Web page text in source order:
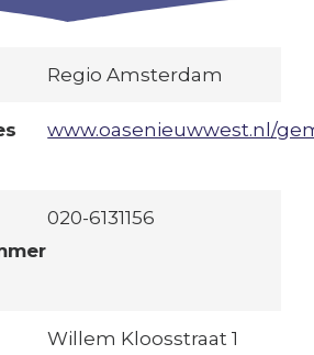
Regio Amsterdam
www.oasenieuwwest.nl/
020-6131156
Willem Kloosstraat 1